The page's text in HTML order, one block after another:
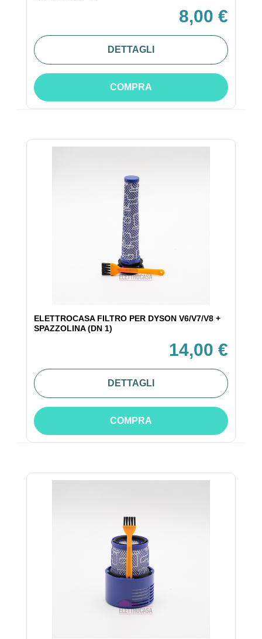
8,00 €
DETTAGLI
COMPRA
ELETTROCASA FILTRO PER DYSON V6/V7/V8 +
SPAZZOLINA (DN 1)
14,00 €
DETTAGLI
COMPRA